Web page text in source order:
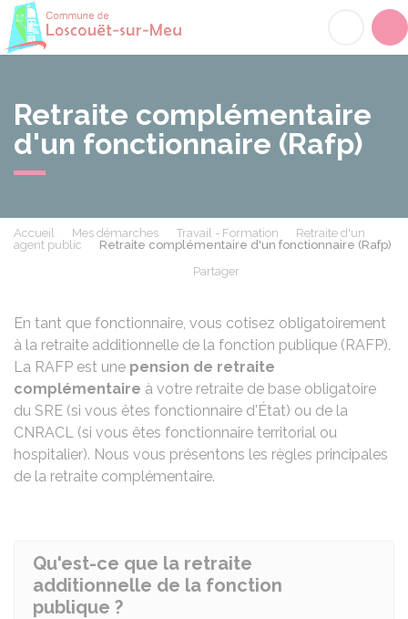
Retraite complémentaire
d'un fonctionnaire (Rafp)
Accueil Mes démarches Travail - Formation
Retraite d'un
agent public
Retraite complémentaire d'un fonctionnaire (Rafp)
Partager
En tant que fonctionnaire, vous cotisez obligatoirement
à la retraite additionnelle de la fonction publique (RAFP).
La RAFP est une pension de retraite
complémentaire à votre retraite de base obligatoire
du SRE (si vous êtes fonctionnaire d'État) ou de la
CNRACL (si vous êtes fonctionnaire territorial ou
hospitalier). Nous vous présentons les règles principales
de la retraite complémentaire.
Qu'est-ce que la retraite
additionnelle de la fonction
publique ?